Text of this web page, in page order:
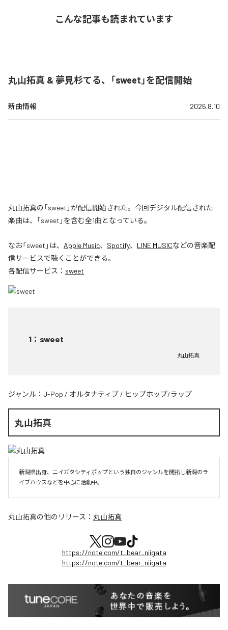
こんな記事も読まれています
丸山拓真 & 夢見杉てる、「sweet」を配信開始
新曲情報 2026.8.10
丸山拓真の「sweet」が配信開始された。今回デジタル配信された
楽曲は、「sweet」を含む全1曲となっている。
なお「sweet 」は、 Apple Music、 Spotify、 LINE MUSICなどの音楽配
信サービスで聴くことができる。
各配信サービス： sweet
1 ： sweet
丸山拓真
ジャンル： J-Pop / オルタナティブ / ヒップホップ/ラップ
丸山拓真
新潟県出身、ニイガタシティポップという独自のジャンルを開拓し新潟のラ
イブハウスなどを中心に活動中。
丸山拓真の他のリリース： 丸山拓真
https://note.com/t_bear_niigata
https://note.com/t_bear_niigata